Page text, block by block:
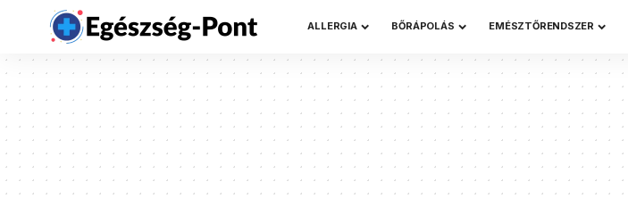
ALLERGIA BŐRÁPOLÁS EMÉSZTŐRENDSZER